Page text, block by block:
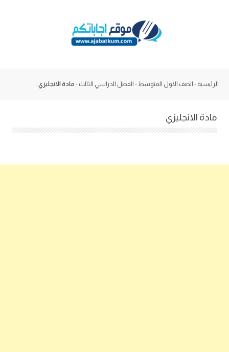
الرئيسية - الصف الاول المتوسط - الفصل الدراسي الثالث - مادة الانجليزي
مادة الانجليزي